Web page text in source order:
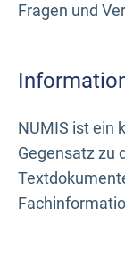
Fragen und
NUMIS ist ein
Gegensatz zu